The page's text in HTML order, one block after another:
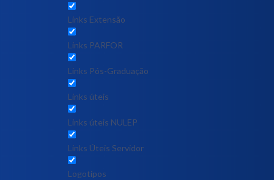
Links Extensão
Links PARFOR
Links Pós-Graduação
Links úteis
Links úteis NULEP
Links Úteis Servidor
Logotipos